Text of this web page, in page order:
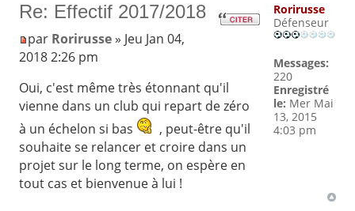
Re: Effectif 2017/2018
par Rorirusse» Jeu Jan 04,
2018 2:26 pm
Oui, c'est même très étonnant qu'il
vienne dans un club qui repart de zéro
à un échelon si bas
, peut-être qu'il
souhaite se relancer et croire dans un
projet sur le long terme, on espère en
tout cas et bienvenue à lui !
Rorirusse
Défenseur
Messages:
220
Enregistré
le: Mer Mai
13, 2015
4:03 pm